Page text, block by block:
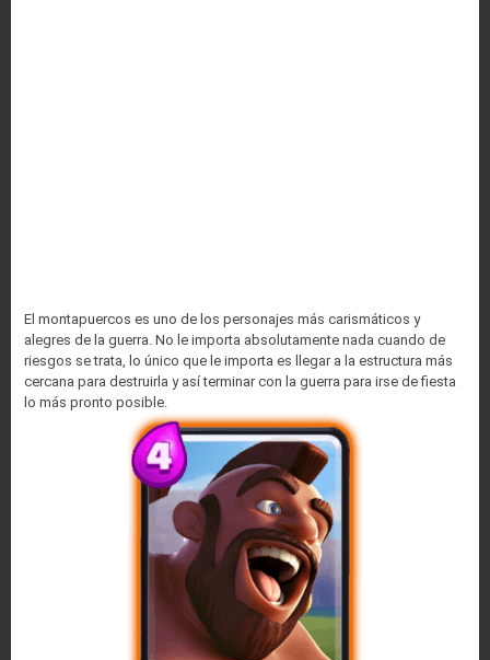
El montapuercos es uno de los personajes más carismáticos y
alegres de la guerra. No le importa absolutamente nada cuando de
riesgos se trata, lo único que le importa es llegar a la estructura más
cercana para destruirla y así terminar con la guerra para irse de fiesta
lo más pronto posible.